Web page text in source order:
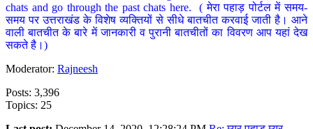
chats and go through the past chats here. ( मेरा पहाड़ पोर्टल में समय-
समय पर उत्तराखंड के विशेष व्यक्तियों से सीधे बातचीत करवाई जाती है। आने
वाली बातचीत के बारे में जानकारी व पुरानी बातचीतों का विवरण आप यहां देख
सकते है।)
Moderator: Rajneesh
Posts: 3,396
Topics: 25